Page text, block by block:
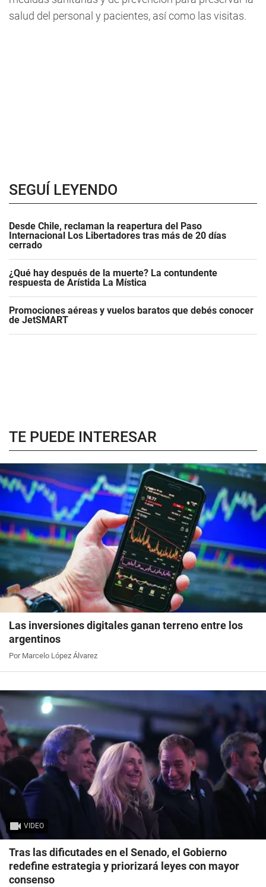
salud del personal y pacientes, así como las visitas.
SEGUÍ LEYENDO
Desde Chile, reclaman la reapertura del Paso
Internacional Los Libertadores tras más de 20 días
cerrado
¿Qué hay después de la muerte? La contundente
respuesta de Arístida La Mística
Promociones aéreas y vuelos baratos que debés conocer
de JetSMART
TE PUEDE INTERESAR
Las inversiones digitales ganan terreno entre los
argentinos
Por Marcelo López Álvarez
VIDEO
Tras las dificutades en el Senado, el Gobierno
redefine estrategia y priorizará leyes con mayor
consenso